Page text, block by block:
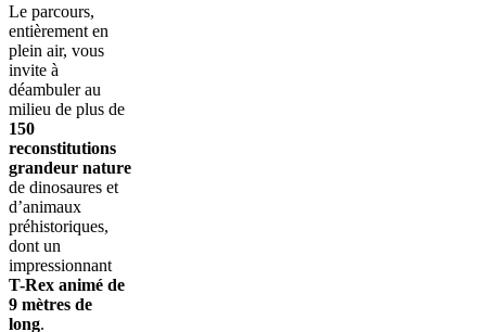
Le parcours,
entièrement en
plein air, vous
invite à
déambuler au
milieu de plus de
150
reconstitutions
grandeur nature
de dinosaures et
d’animaux
préhistoriques,
dont un
impressionnant
T-Rex animé de
9 mètres de
long.